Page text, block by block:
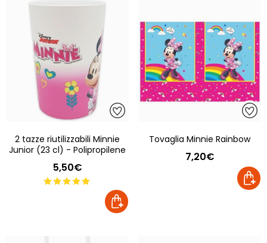
2 tazze riutilizzabili Minnie
Junior (23 cl) - Polipropilene
5,50€
Tovaglia Minnie Rainbow
7,20€